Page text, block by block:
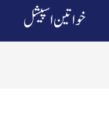
خواتین اسپیشل